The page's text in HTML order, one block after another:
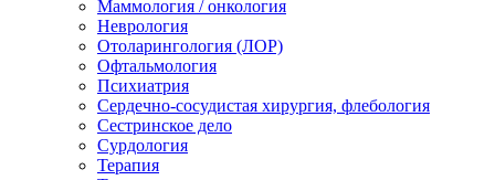
Маммология / онкология
Неврология
Отоларингология (ЛОР)
Офтальмология
Психиатрия
Сердечно-сосудистая хирургия, флебология
Сестринское дело
Сурдология
Терапия